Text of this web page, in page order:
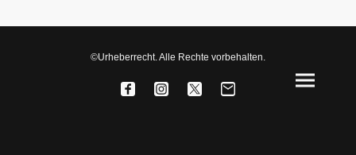
©Urheberrecht. Alle Rechte vorbehalten.